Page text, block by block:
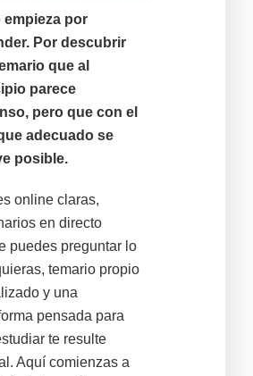
empieza por
Por descubrir
que al
parece
pero que con el
adecuado se
posible.
online claras,
en directo
puedes preguntar lo
temario propio
y una
pensada para
te resulte
Aquí comienzas a